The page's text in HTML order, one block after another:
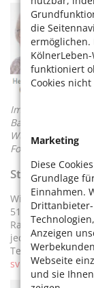
die
ermöglichen.
funktioniert
Cookies
Marketing
Diese
Grundlage
Einnahmen.
Drittanbieter-
Anzeigen
Webseite
und sie
Im Bezirk
Barbara
Wülfrath-
Fotos: Privat
Stadtbezirk
Wiener Platz 2a,
51065 Köln,
Raum 646,
jeden Montag von
Tel. 221-9 93 07,